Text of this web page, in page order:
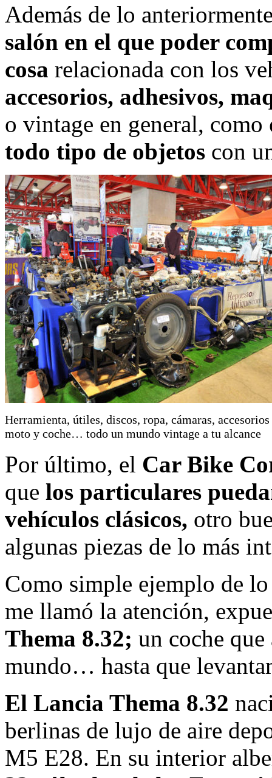
Además de lo
salón en el que poder
cosa relacionada con los
accesorios, adhesivos,
o vintage en general, como
todo tipo de objetos con
Herramienta, útiles, discos, ropa, cámaras, accesorios
moto y coche… todo un mundo vintage a tu alcance
Por último, el Car Bike
que los particulares
vehículos clásicos, otro
algunas piezas de lo más
Como simple ejemplo de
me llamó la atención,
Thema 8.32; un coche
mundo… hasta que
El Lancia Thema 8.32
berlinas de lujo de aire
M5 E28. En su interior